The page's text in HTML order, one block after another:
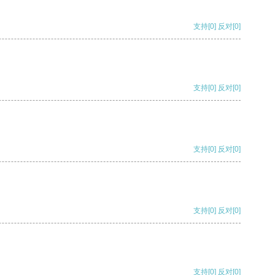
支持[0] 反对[0]
支持[0] 反对[0]
支持[0] 反对[0]
支持[0] 反对[0]
支持[0] 反对[0]